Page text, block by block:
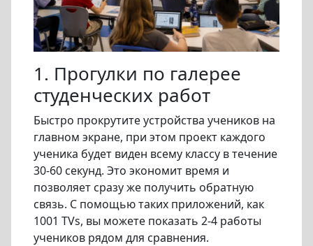
1. Прогулки по галерее
студенческих работ
Быстро прокрутите устройства учеников на
главном экране, при этом проект каждого
ученика будет виден всему классу в течение
30-60 секунд. Это экономит время и
позволяет сразу же получить обратную
связь. С помощью таких приложений, как
1001 TVs, вы можете показать 2-4 работы
учеников рядом для сравнения.